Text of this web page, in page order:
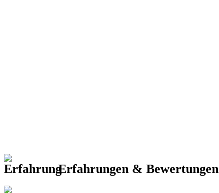
Erfahrungen &